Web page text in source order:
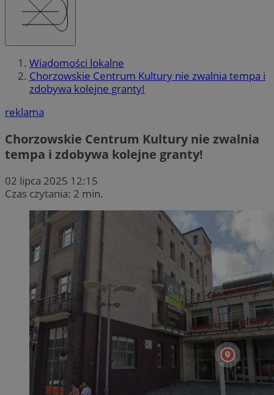
Wiadomości lokalne
Chorzowskie Centrum Kultury nie zwalnia tempa i
zdobywa kolejne granty!
reklama
Chorzowskie Centrum Kultury nie zwalnia
tempa i zdobywa kolejne granty!
02 lipca 2025 12:15
Czas czytania: 2 min.